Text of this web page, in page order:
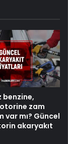
benzine,
zam
var mı? Güncel
akaryakıt